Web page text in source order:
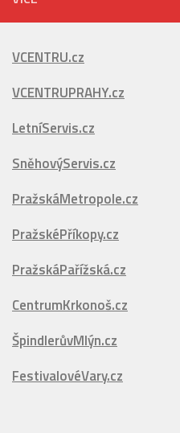
SněhovýServis.cz
PražskáMetropole.cz
PražskéPříkopy.cz
PražskáPařížská.cz
CentrumKrkonoš.cz
ŠpindlerůvMlýn.cz
FestivalovéVary.cz
Vyhledávání
EDITORIAL